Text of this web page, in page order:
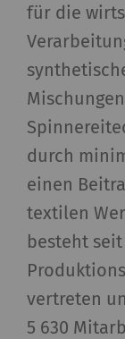
für die
durch
einen
textilen
besteht
vertreten
5 630
_gid
_ga_XXX